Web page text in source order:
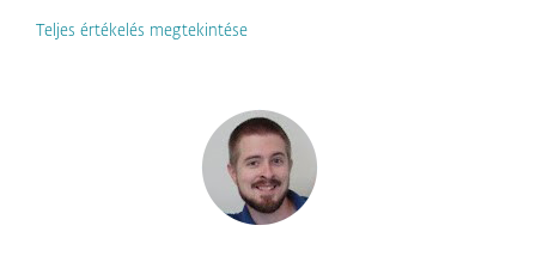
Teljes értékelés megtekintése